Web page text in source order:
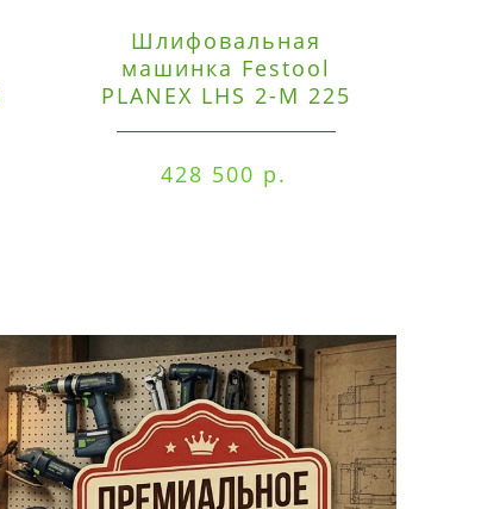
Шлифовальная
машинка Festool
PLANEX LHS 2-M 225
428 500 р.